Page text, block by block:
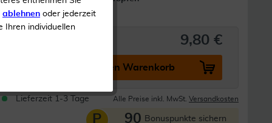
9,80 €
In den Warenkorb
Lieferzeit 1-3 Tage Alle Preise inkl. MwSt. Versandkosten
P 90 Bonuspunkte sichern
ablehnen oder jederzeit
Ihren individuellen